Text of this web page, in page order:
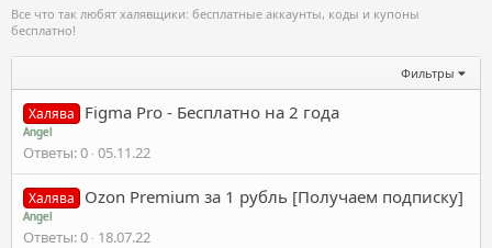
Все что так любят халявщики: бесплатные аккаунты, коды и купоны
бесплатно!
Фильтры
Халява Figma Pro - Бесплатно на 2 года
Angel
Ответы 0 05.11.22
Халява Ozon Premium за 1 рубль [Получаем подписку]
Angel
Ответы 0 18.07.22